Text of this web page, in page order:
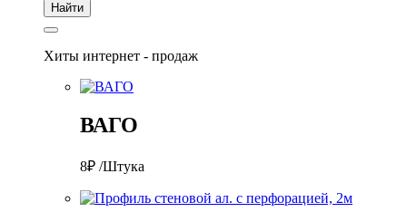
Найти
Хиты интернет - продаж
ВАГО
8₽ /Штука